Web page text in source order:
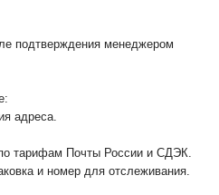
подтверждения менеджером
адреса.
тарифам Почты России и СДЭК.
и номер для отслеживания.